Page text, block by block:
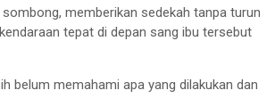
memberikan sedekah tanpa turun
tepat di depan sang ibu tersebut
belum memahami apa yang dilakukan dan